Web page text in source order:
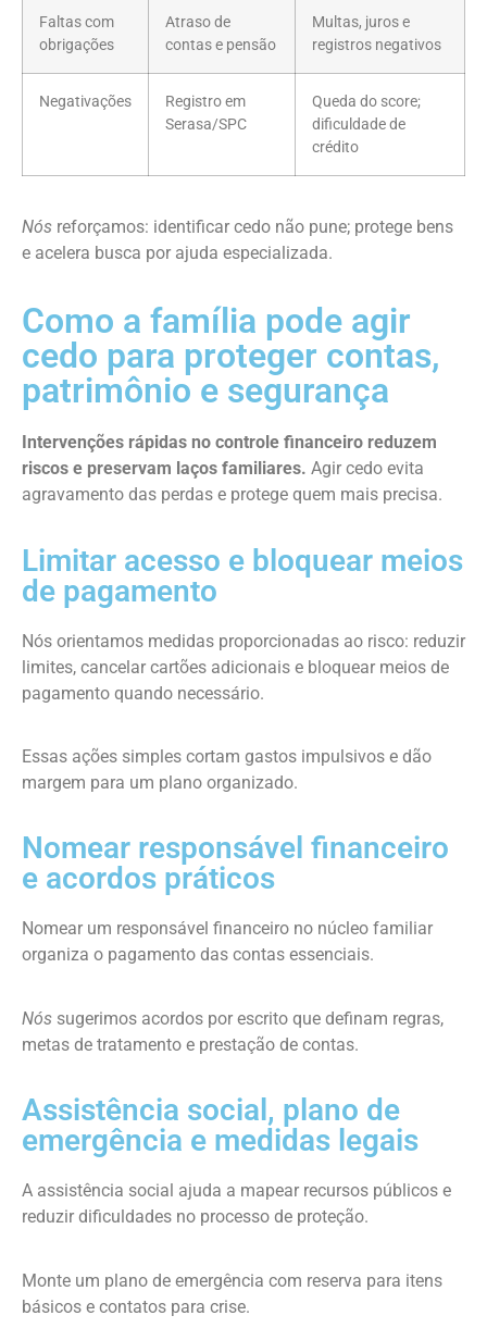
Faltas com
obrigações
Atraso de
contas e pensão
Multas, juros e
registros negativos
Negativações
Registro em
Serasa/SPC
Queda do score;
dificuldade de
crédito
Nós reforçamos: identificar cedo não pune; protege bens
e acelera busca por ajuda especializada.
Como a família pode agir
cedo para proteger contas,
patrimônio e segurança
Intervenções rápidas no controle financeiro reduzem
riscos e preservam laços familiares. Agir cedo evita
agravamento das perdas e protege quem mais precisa.
Limitar acesso e bloquear meios
de pagamento
Nós orientamos medidas proporcio­nadas ao risco: reduzir
limites, cancelar cartões adicionais e bloquear meios de
pagamento quando necessário.
Essas ações simples cortam gastos impulsivos e dão
margem para um plano organizado.
Nomear responsável financeiro
e acordos práticos
Nomear um responsável financeiro no núcleo familiar
organiza o pagamento das contas essenciais.
Nós sugerimos acordos por escrito que definam regras,
metas de tratamento e prestação de contas.
Assistência social, plano de
emergência e medidas legais
A assistência social ajuda a mapear recursos públicos e
reduzir dificuldades no processo de proteção.
Monte um plano de emergência com reserva para itens
básicos e contatos para crise.